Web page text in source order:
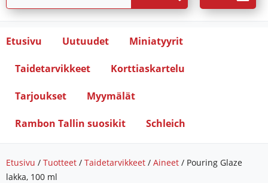
Etusivu Uutuudet Miniatyyrit
Taidetarvikkeet Korttiaskartelu
Tarjoukset Myymälät
Rambon Tallin suosikit Schleich
Etusivu / Tuotteet / Taidetarvikkeet / Aineet / Pouring Glaze
lakka, 100 ml